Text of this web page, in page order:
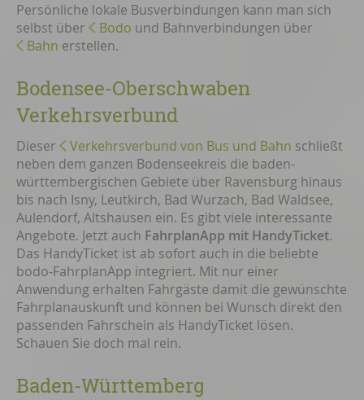
Persönliche lokale Busverbindungen kann man sich
selbst über
Bodo und Bahnverbindungen über
Bahn erstellen.
Bodensee-Oberschwaben
Verkehrsverbund
Dieser Verkehrsverbund von Bus und Bahn schließt
neben dem ganzen Bodenseekreis die baden-
württembergischen Gebiete über Ravensburg hinaus
bis nach Isny, Leutkirch, Bad Wurzach, Bad Waldsee,
Aulendorf, Altshausen ein. Es gibt viele interessante
Angebote. Jetzt auch FahrplanApp mit HandyTicket.
Das HandyTicket ist ab sofort auch in die beliebte
bodo-FahrplanApp integriert. Mit nur einer
Anwendung erhalten Fahrgäste damit die gewünschte
Fahrplanauskunft und können bei Wunsch direkt den
passenden Fahrschein als HandyTicket lösen.
Schauen Sie doch mal rein.
Baden-Württemberg